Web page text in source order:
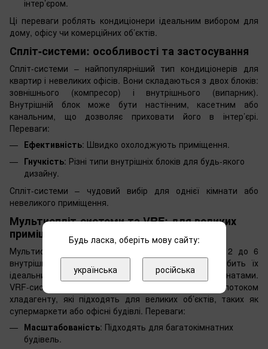
інтер’єром.
Ці переваги роблять кондиціонери ідеальним вибором для
дому, офісу чи комерційних об’єктів.
Спліт-системи: особливості та застосування
Спліт-системи – найпопулярніший тип кондиціонерів для
квартир і невеликих офісів. Вони складаються з двох блоків:
зовнішнього (компресор) і внутрішнього (випарник).
Внутрішній блок може бути настінним, касетним або
канальним, що дозволяє приховати його в інтер’єрі.
Переваги:
Ефективність: Швидко охолоджують приміщення.
Гнучкість: Різні типи внутрішніх блоків для будь-якого
дизайну.
Спліт-системи – чудовий вибір для однієї кімнати або
невеликого приміщення.
Мультиспліт-системи та VRF: для великих
приміщень
Мультиспліт-системи дозволяють підключити від 2 до 6
внутрішніх блоків до одного зовнішнього, що робить їх
ідеальними для будинків або офісів з кількома кімнатами.
VRF-системи – це промислові рішення зі змінним потоком
хладагенту, які підходять для великих об’єктів, таких як
супермаркети або офісні будівлі. Переваги:
Масштабованість: Підходять для багатокімнатних
будівель.
Будь ласка, оберіть мову сайту:
українська російська